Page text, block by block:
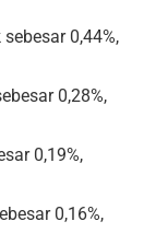
0,44%,
0,28%,
0,19%,
0,16%,